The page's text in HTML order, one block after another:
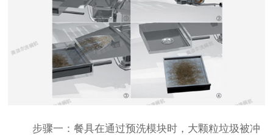
步骤一：餐具在通过预洗模块时，大颗粒垃圾被冲